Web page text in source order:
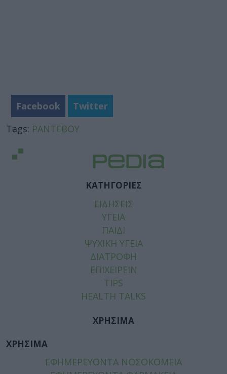
Facebook
Twitter
Tags: ΡΑΝΤΕΒΟΥ
ΚΑΤΗΓΟΡΙΕΣ
ΕΙΔΗΣΕΙΣ
ΥΓΕΙΑ
ΠΑΙΔΙ
ΨΥΧΙΚΗ ΥΓΕΙΑ
ΔΙΑΤΡΟΦΗ
ΕΠΙΧΕΙΡΕΙΝ
TIPS
HEALTH TALKS
ΧΡΗΣΙΜΑ
ΧΡΗΣΙΜΑ
ΕΦΗΜΕΡΕΥΟΝΤΑ ΝΟΣΟΚΟΜΕΙΑ